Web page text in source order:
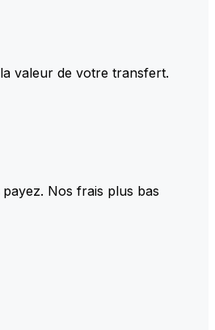
valeur de votre transfert.
Nos frais plus bas